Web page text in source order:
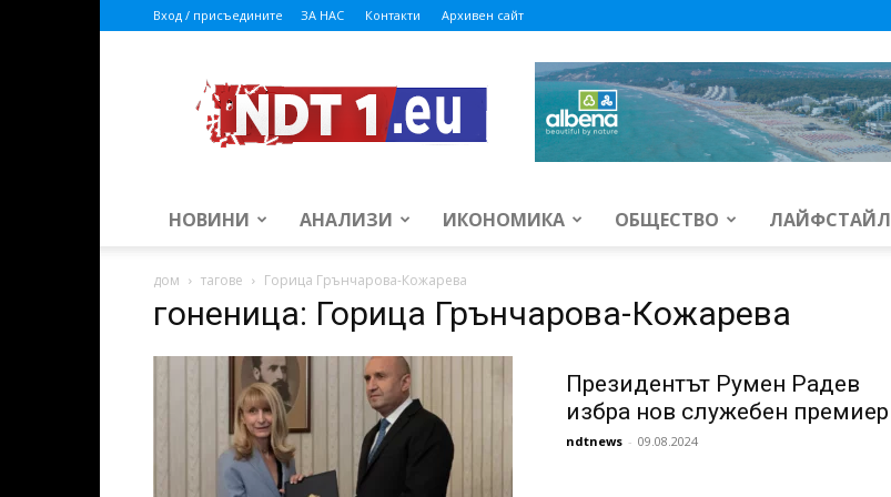
Вход / присъедините ЗА НАС Контакти Архивен сайт
НОВИНИ АНАЛИЗИ ИКОНОМИКА ОБЩЕСТВО ЛАЙФСТАЙЛ
дом тагове Горица Грънчарова-Кожарева
гоненица: Горица Грънчарова-Кожарева
Президентът Румен Радев
избра нов служебен премиер
ndtnews - 09.08.2024